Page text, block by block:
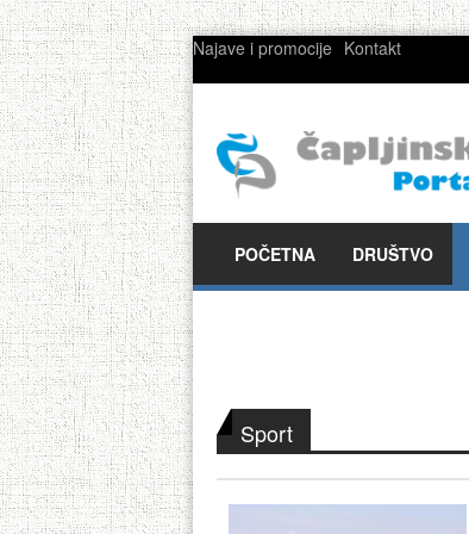
Najave i promocije Kontakt
POČETNA DRUŠTVO
Sport